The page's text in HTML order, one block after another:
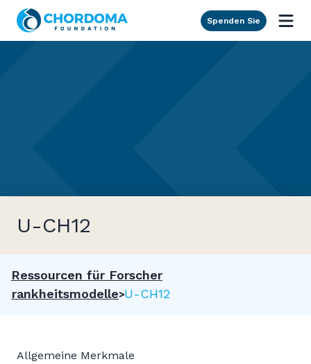
Skip to Main Content
Spenden Sie
U-CH12
Ressourcen für Forscher
Krankheitsmodelle U-CH12
Allgemeine Merkmale